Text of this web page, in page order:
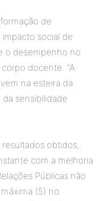
de
social de
o desempenho no
docente. “A
na esteira da
sensibilidade
obtidos,
com a melhoria
Públicas não
(5) no